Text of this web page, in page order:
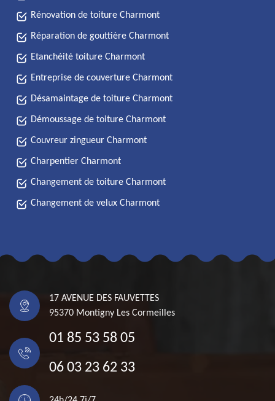
Rénovation de toiture Charmont
Réparation de gouttière Charmont
Etanchéité toiture Charmont
Entreprise de couverture Charmont
Désamaintage de toiture Charmont
Démoussage de toiture Charmont
Couvreur zingueur Charmont
Charpentier Charmont
Changement de toiture Charmont
Changement de velux Charmont
17 AVENUE DES FAUVETTES
95370 Montigny Les Cormeilles
01 85 53 58 05
06 03 23 62 33